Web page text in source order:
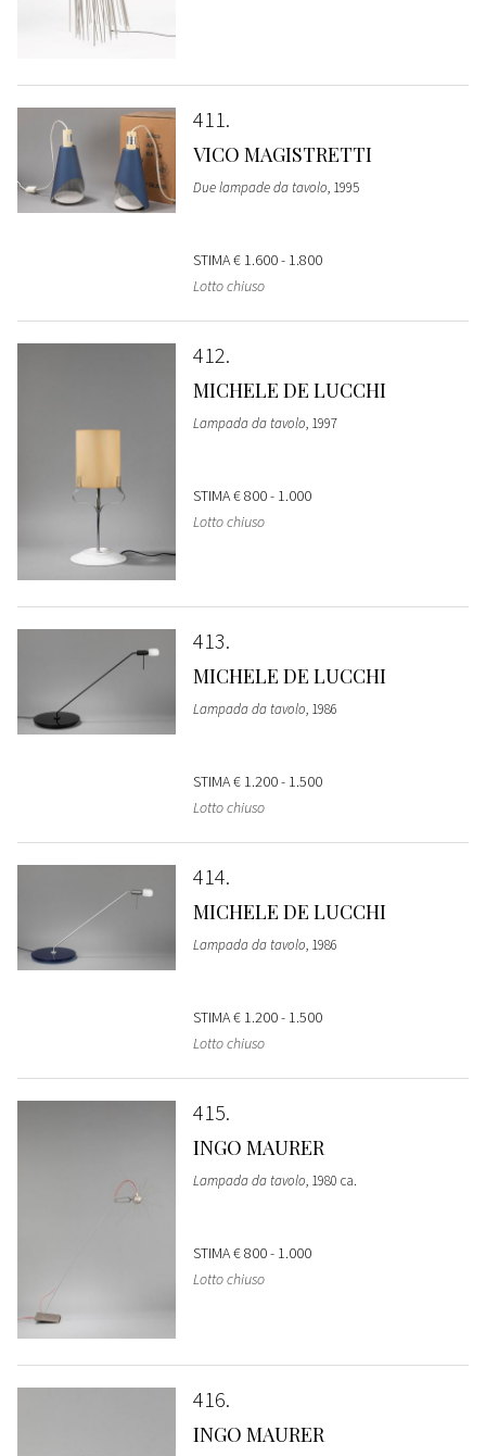
411
VICO MAGISTRETTI
Due lampade da tavolo, 1995
STIMA€ 1.600 - 1.800
Lotto chiuso
412
MICHELE DE LUCCHI
Lampada da tavolo, 1997
STIMA€ 800 - 1.000
Lotto chiuso
413
MICHELE DE LUCCHI
Lampada da tavolo, 1986
STIMA€ 1.200 - 1.500
Lotto chiuso
414
MICHELE DE LUCCHI
Lampada da tavolo, 1986
STIMA€ 1.200 - 1.500
Lotto chiuso
415
INGO MAURER
Lampada da tavolo, 1980 ca.
STIMA€ 800 - 1.000
Lotto chiuso
416
INGO MAURER